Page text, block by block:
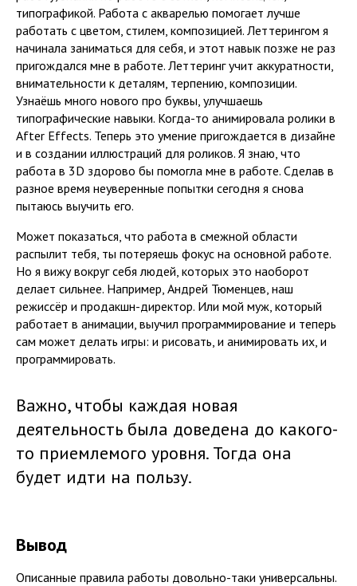
типографикой. Работа с акварелью помогает лучше
работать с цветом, стилем, композицией. Леттерингом я
начинала заниматься для себя, и этот навык позже не раз
пригождался мне в работе. Леттеринг учит аккуратности,
внимательности к деталям, терпению, композиции.
Узнаёшь много нового про буквы, улучшаешь
типографические навыки. Когда-то анимировала ролики в
After Effects. Теперь это умение пригождается в дизайне
и в создании иллюстраций для роликов. Я знаю, что
работа в 3D здорово бы помогла мне в работе. Сделав в
разное время неуверенные попытки сегодня я снова
пытаюсь выучить его.
Может показаться, что работа в смежной области
распылит тебя, ты потеряешь фокус на основной работе.
Но я вижу вокруг себя людей, которых это наоборот
делает сильнее. Например, Андрей Тюменцев, наш
режиссёр и продакшн-директор. Или мой муж, который
работает в анимации, выучил программирование и теперь
сам может делать игры: и рисовать, и анимировать их, и
программировать.
Важно, чтобы каждая новая
деятельность была доведена до какого-
то приемлемого уровня. Тогда она
будет идти на пользу.
Вывод
Описанные правила работы довольно-таки универсальны.